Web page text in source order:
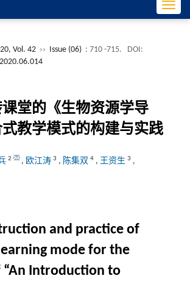
Vol. 42 ›› Issue (06) : 710 -715.
DOI:
堂的《生物资源学导
教学模式的构建与实践
2 , 欧江涛 3 , 陈集双 4, 王资生 3 ,
and practice of
mode for the
“An Introduction to